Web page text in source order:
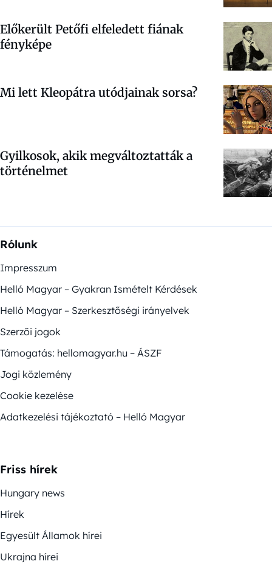
Előkerült Petőfi elfeledett fiának
fényképe
Mi lett Kleopátra utódjainak sorsa?
Gyilkosok, akik megváltoztatták a
történelmet
Rólunk
Impresszum
Helló Magyar – Gyakran Ismételt Kérdések
Helló Magyar – Szerkesztőségi irányelvek
Szerzői jogok
Támogatás: hellomagyar.hu – ÁSZF
Jogi közlemény
Cookie kezelése
Adatkezelési tájékoztató – Helló Magyar
Friss hírek
Hungary news
Hírek
Egyesült Államok hírei
Ukrajna hírei